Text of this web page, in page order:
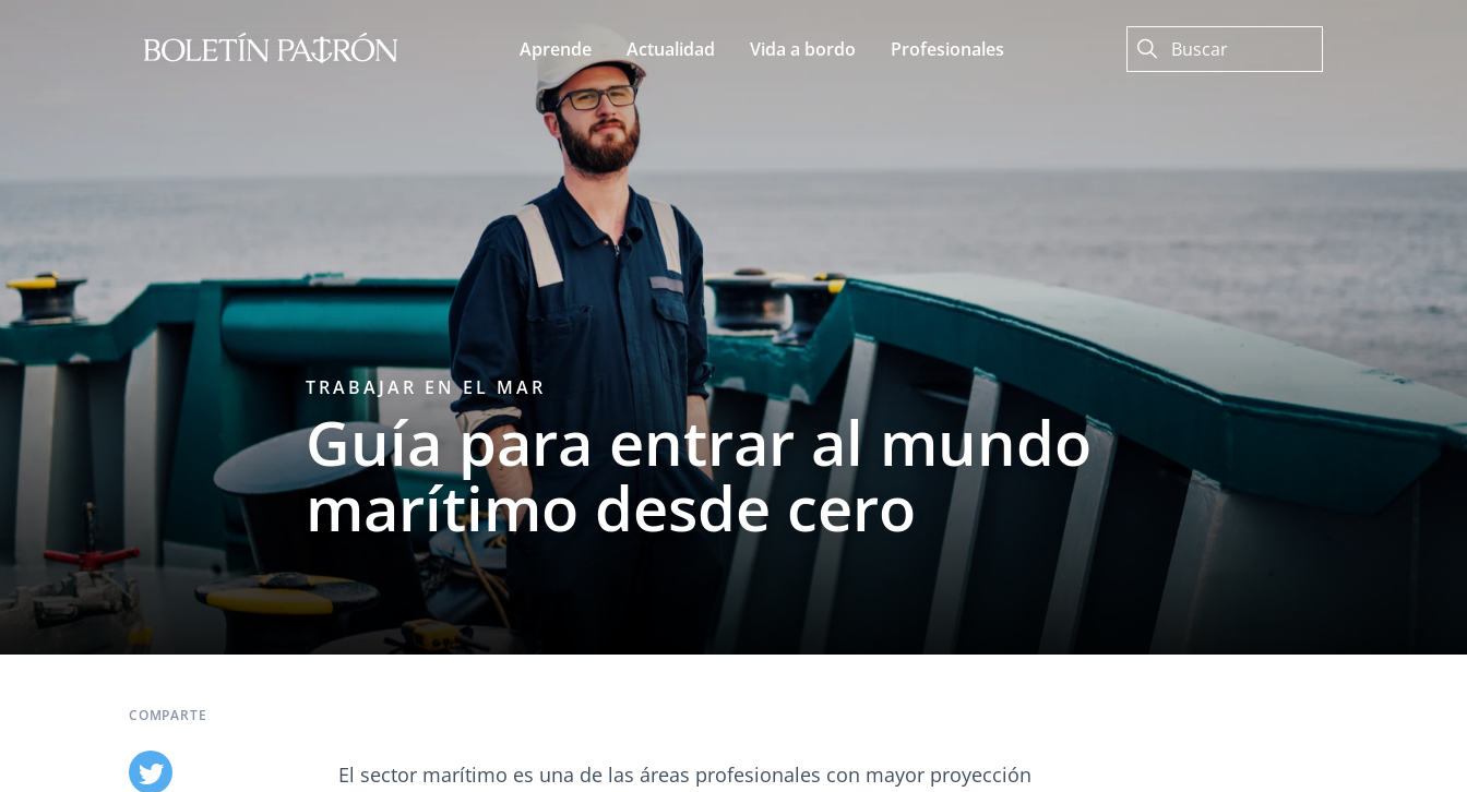
Aprende Actualidad Vida a bordo Profesionales
TRABAJAR EN EL MAR
Guía para entrar al mundo
marítimo desde cero
COMPARTE
El sector marítimo es una de las áreas profesionales con mayor proyección